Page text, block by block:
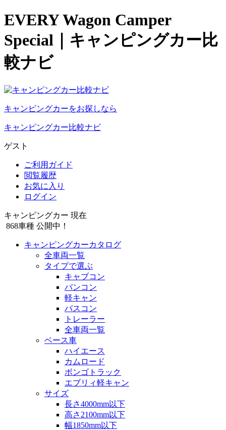
EVERY Wagon Camper
Special｜キャンピングカー比
較ナビ
キャンピングカーをお探しなら
キャンピングカー比較ナビ
ゲスト
ご利用ガイド
閲覧履歴
お気に入り
ログイン
キャンピングカー 現在
868車種 公開中！
キャンピングカーカタログ
全車両一覧
タイプで選ぶ
キャブコン
バンコン
軽キャン
バスコン
トレーラー
全車両一覧
ベース車
ハイエース
カムロード
ボンゴトラック
エブリィ軽キャン
サイズ
長さ4000mm以下
高さ2100mm以下
幅1850mm以下